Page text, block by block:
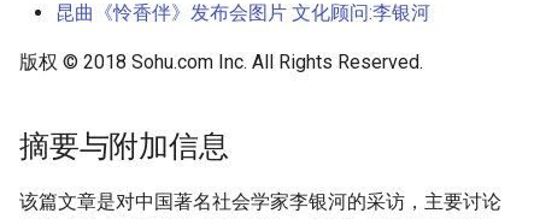
昆曲《怜香伴》发布会图片 文化顾问:李银河
版权 © 2018 Sohu.com Inc. All Rights Reserved.
摘要与附加信息
该篇文章是对中国著名社会学家李银河的采访，主要讨论